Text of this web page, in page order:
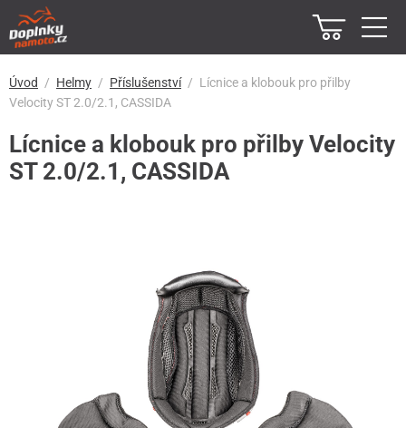
Úvod Helmy Příslušenství
Lícnice a klobouk pro přilby
Velocity ST 2.0/2.1, CASSIDA
Lícnice a klobouk pro přilby Velocity
ST 2.0/2.1, CASSIDA